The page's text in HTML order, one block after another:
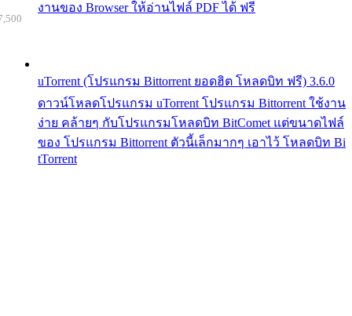
งานของ Browser ให้อ่านไฟล์ PDF ได้ ฟรี
uTorrent (โปรแกรม Bittorrent ยอดฮิต โหลดบิท ฟรี) 3.6.0
ดาวน์โหลดโปรแกรม uTorrent โปรแกรม Bittorrent ใช้งาน
ง่าย คล้ายๆ กับโปรแกรมโหลดบิท BitComet แต่ขนาดไฟล์
ของ โปรแกรม Bittorrent ตัวนี้เล็กมากๆ เอาไว้ โหลดบิท Bi
tTorrent